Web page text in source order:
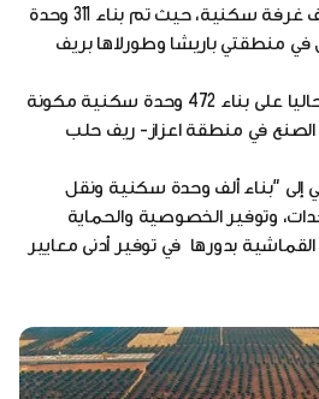
ينفذ الفريق أيضا مشروع ألف غرفة سكنية، حيث تم بناء 311 وحدة
منطقتي باريشا وطورلاها بريف
وتابع "بابولي"، "يتم العمل حاليا على بناء 472 وحدة سكنية مكونة
في منطقة اعزاز- ريف حلب
إلى "بناء ألف وحدة سكنية ونقل
وتوفير الخصوصية والحماية
بدورها في توفير أدنى معايير